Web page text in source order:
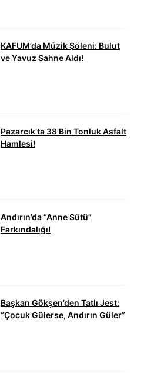
KAFUM’da Müzik Şöleni: Bulut
ve Yavuz Sahne Aldı!
Pazarcık’ta 38 Bin Tonluk Asfalt
Hamlesi!
Andırın’da “Anne Sütü”
Farkındalığı!
Başkan Gökşen’den Tatlı Jest:
“Çocuk Gülerse, Andırın Güler”